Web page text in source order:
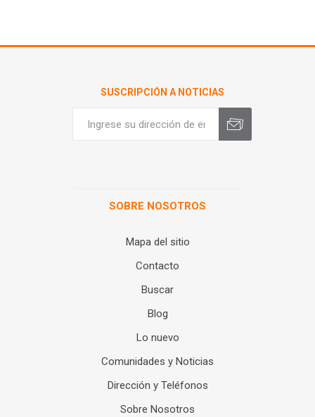
SUSCRIPCIÓN A NOTICIAS
SOBRE NOSOTROS
Mapa del sitio
Contacto
Buscar
Blog
Lo nuevo
Comunidades y Noticias
Dirección y Teléfonos
Sobre Nosotros